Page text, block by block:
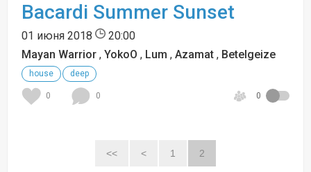
Bacardi Summer Sunset
01 июня 2018
20:00
Mayan Warrior , YokoO , Lum , Azamat , Betelgeize
house deep
0 0 0
<< < 1 2